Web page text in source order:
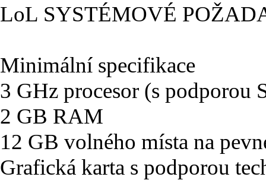
LoL SYSTÉMOVÉ
Minimální specifikace
3 GHz procesor (s podporou
2 GB RAM
12 GB volného místa na
Grafická karta s podporou